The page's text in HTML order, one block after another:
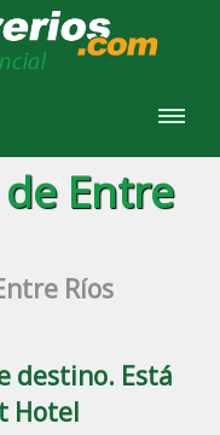
Entre
Ríos
destino. Está
Hotel